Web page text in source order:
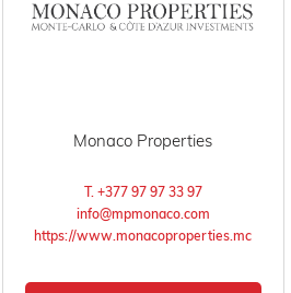
Monaco Properties
T. +377 97 97 33 97
info@mpmonaco.com
https://www.monacoproperties.mc